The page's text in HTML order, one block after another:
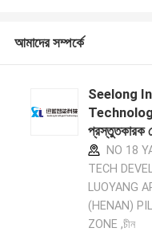
আমাদের সম্পর্কে
Seelong
প্রস্তুতকারক
NO 18
TECH
LUOYANG
(HENAN)
ZONE ,চীন